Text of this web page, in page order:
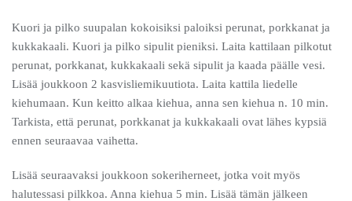
Kuori ja pilko suupalan kokoisiksi paloiksi perunat, porkkanat ja
kukkakaali. Kuori ja pilko sipulit pieniksi. Laita kattilaan pilkotut
perunat, porkkanat, kukkakaali sekä sipulit ja kaada päälle vesi.
Lisää joukkoon 2 kasvisliemikuutiota. Laita kattila liedelle
kiehumaan. Kun keitto alkaa kiehua, anna sen kiehua n. 10 min.
Tarkista, että perunat, porkkanat ja kukkakaali ovat lähes kypsiä
ennen seuraavaa vaihetta.
Lisää seuraavaksi joukkoon sokeriherneet, jotka voit myös
halutessasi pilkkoa. Anna kiehua 5 min. Lisää tämän jälkeen